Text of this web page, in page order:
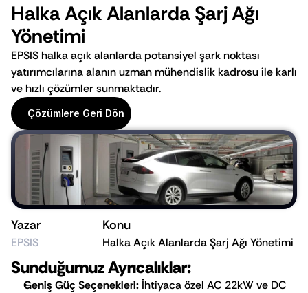
Halka Açık Alanlarda Şarj Ağı
Yönetimi
EPSIS halka açık alanlarda potansiyel şark noktası
yatırımcılarına alanın uzman mühendislik kadrosu ile karlı
ve hızlı çözümler sunmaktadır.
Çözümlere Geri Dön
Yazar
EPSIS
Konu
Halka Açık Alanlarda Şarj Ağı Yönetimi
Sunduğumuz Ayrıcalıklar:
Geniş Güç Seçenekleri: İhtiyaca özel AC 22kW ve DC